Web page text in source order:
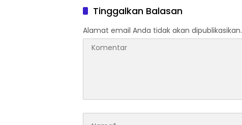
Tinggalkan Balasan
Alamat email Anda tidak akan dipublikasikan.